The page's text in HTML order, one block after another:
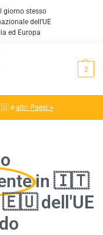
giorno stesso
dell’UE
ed Europa
2
e altri Paesi >
in 🇮🇹
🇪🇺 dell'UE